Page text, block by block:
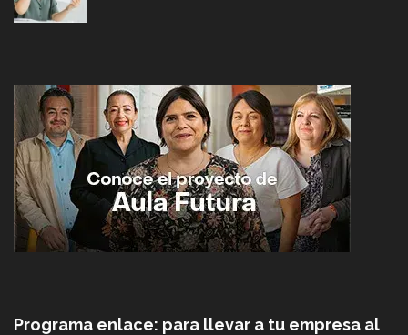
Programa enlace: para llevar a tu empresa al